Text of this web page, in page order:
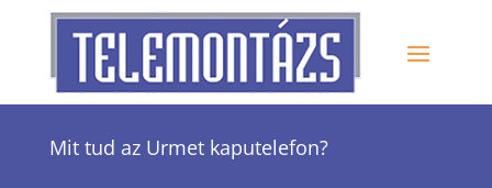
Mit tud az Urmet kaputelefon?